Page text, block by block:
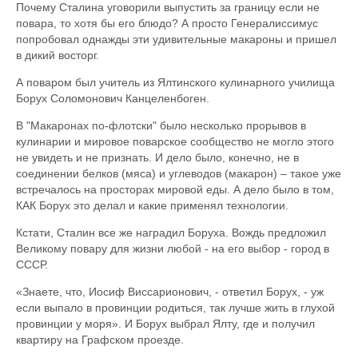
Почему Сталина уговорили выпустить за границу если не
повара, то хотя бы его блюдо? А просто Генералиссимус
попробовал однажды эти удивительные макароны и пришел
в дикий восторг.
А поваром был учитель из Ялтинского кулинарного училища
Борух Соломонович Канцеленбоген.
В "Макаронах по-флотски" было несколько прорывов в
кулинарии и мировое поварское сообщество не могло этого
не увидеть и не признать. И дело было, конечно, не в
соединении белков (мяса) и углеводов (макарон) – такое уже
встречалось на просторах мировой еды. А дело было в том,
КАК Борух это делал и какие применял технологии.
Кстати, Сталин все же наградил Боруха. Вождь предложил
Великому повару для жизни любой - на его выбор - город в
СССР.
«Знаете, что, Иосиф Виссарионович, - ответил Борух, - уж
если выпало в провинции родиться, так лучше жить в глухой
провинции у моря». И Борух выбрал Ялту, где и получил
квартиру на Графском проезде.